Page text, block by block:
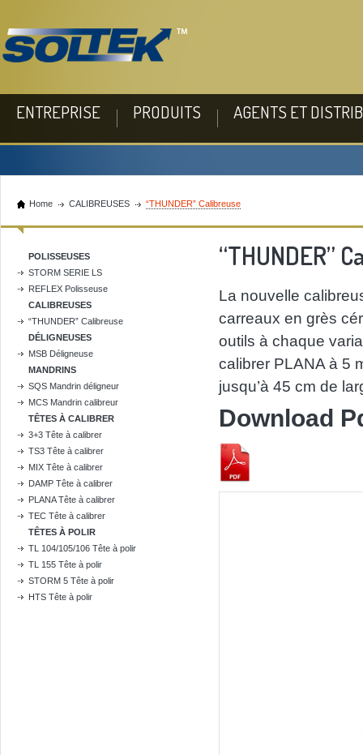
ENTREPRISE PRODUITS AGENTS ET
Home CALIBREUSES “THUNDER” Calibreuse
POLISSEUSES
STORM SERIE LS
REFLEX Polisseuse
CALIBREUSES
“THUNDER” Calibreuse
DÉLIGNEUSES
MSB Déligneuse
MANDRINS
SQS Mandrin déligneur
MCS Mandrin calibreur
TÊTES À CALIBRER
3+3 Tête à calibrer
TS3 Tête à calibrer
MIX Tête à calibrer
DAMP Tête à calibrer
PLANA Tête à calibrer
TEC Tête à calibrer
TÊTES À POLIR
TL 104/105/106 Tête à polir
TL 155 Tête à polir
STORM 5 Tête à polir
HTS Tête à polir
“THUNDER”
La nouvelle
carreaux en grès
outils à chaque
calibrer PLANA à 5
jusqu’à 45 cm de
Download